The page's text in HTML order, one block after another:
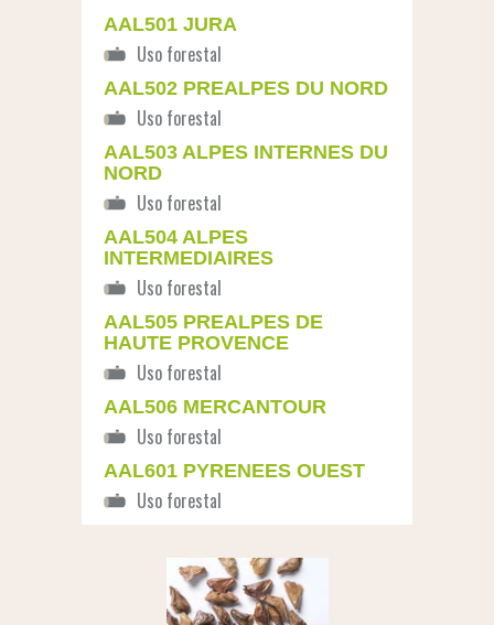
AAL501 JURA
AAL502 PREALPES DU NORD
AAL503 ALPES INTERNES DU
NORD
AAL504 ALPES
INTERMEDIAIRES
AAL505 PREALPES DE
HAUTE PROVENCE
AAL506 MERCANTOUR
AAL601 PYRENEES OUEST